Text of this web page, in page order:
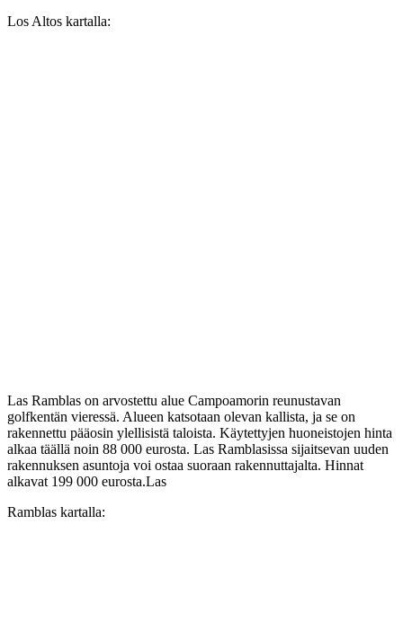
Los Altos kartalla:
Las Ramblas on arvostettu alue Campoamorin reunustavan
golfkentän vieressä. Alueen katsotaan olevan kallista, ja se on
rakennettu pääosin ylellisistä taloista. Käytettyjen huoneistojen hinta
alkaa täällä noin 88 000 eurosta. Las Ramblasissa sijaitsevan uuden
rakennuksen asuntoja voi ostaa suoraan rakennuttajalta. Hinnat
alkavat 199 000 eurosta.Las
Ramblas kartalla: